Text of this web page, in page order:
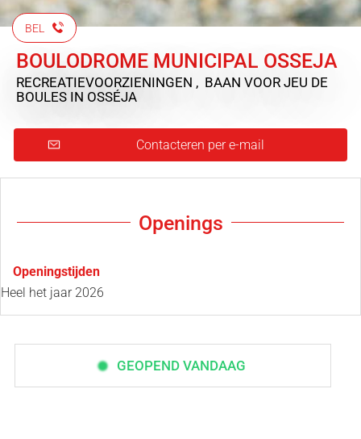
BEL
BOULODROME MUNICIPAL OSSEJA
RECREATIEVOORZIENINGEN , BAAN VOOR JEU DE
BOULES IN OSSÉJA
Contacteren per e-mail
Openings
Openingstijden
Heel het jaar 2026
GEOPEND VANDAAG